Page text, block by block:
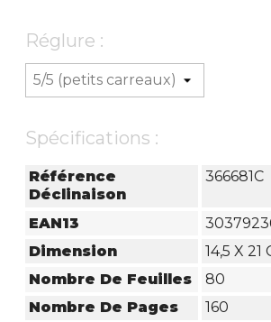
Réglure :
Spécifications :
Référence
Déclinaison
366681C
EAN13
Dimension
14,5 X 21
Nombre De Feuilles
80
Nombre De Pages
160